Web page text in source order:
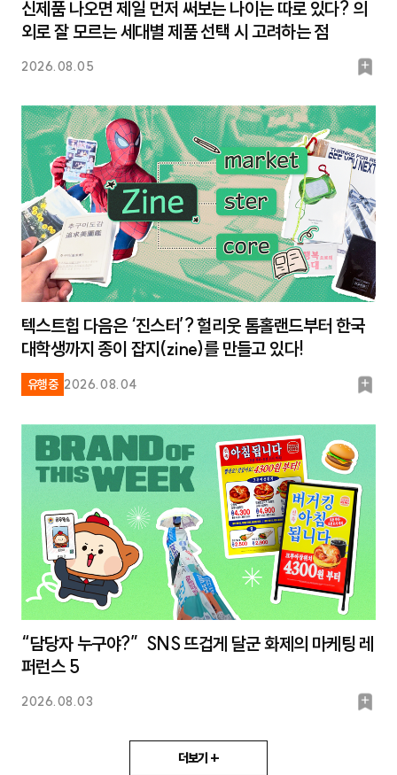
신제품 나오면 제일 먼저 써보는 나이는 따로 있다? 의
외로 잘 모르는 세대별 제품 선택 시 고려하는 점
2026.08.05
북
크
텍스트힙 다음은 ‘진스터’? 헐리웃 톰홀랜드부터 한국
대학생까지 종이 잡지(zine)를 만들고 있다!
유행중 2026.08.04
북
“담당자 누구야?” SNS 뜨겁게 달군 화제의 마케팅 레
퍼런스 5
2026.08.03
북
더보기 +